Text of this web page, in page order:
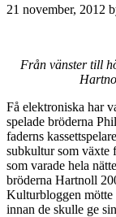
21 november, 2012
Från vänster till
Få elektroniska har
spelade bröderna
faderns
subkultur som växte
som varade hela
bröderna Hartnoll
Kulturbloggen mötte
innan de skulle ge